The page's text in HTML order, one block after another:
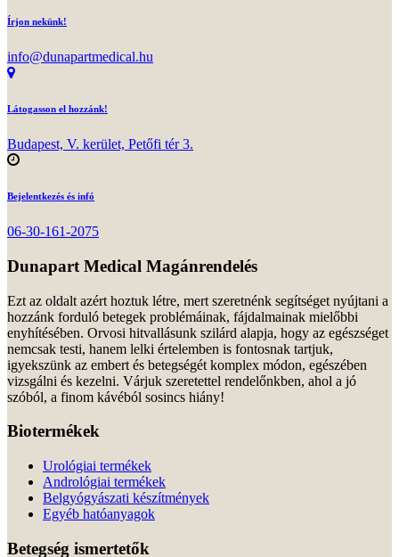
Írjon nekünk!
info@dunapartmedical.hu
Látogasson el hozzánk!
Budapest, V. kerület, Petőfi tér 3.
Bejelentkezés és infó
06-30-161-2075
Dunapart Medical Magánrendelés
Ezt az oldalt azért hoztuk létre, mert szeretnénk segítséget nyújtani a
hozzánk forduló betegek problémáinak, fájdalmainak mielőbbi
enyhítésében. Orvosi hitvallásunk szilárd alapja, hogy az egészséget
nemcsak testi, hanem lelki értelemben is fontosnak tartjuk,
igyekszünk az embert és betegségét komplex módon, egészében
vizsgálni és kezelni. Várjuk szeretettel rendelőnkben, ahol a jó
szóból, a finom kávéból sosincs hiány!
Biotermékek
Urológiai termékek
Andrológiai termékek
Belgyógyászati készítmények
Egyéb hatóanyagok
Betegség ismertetők